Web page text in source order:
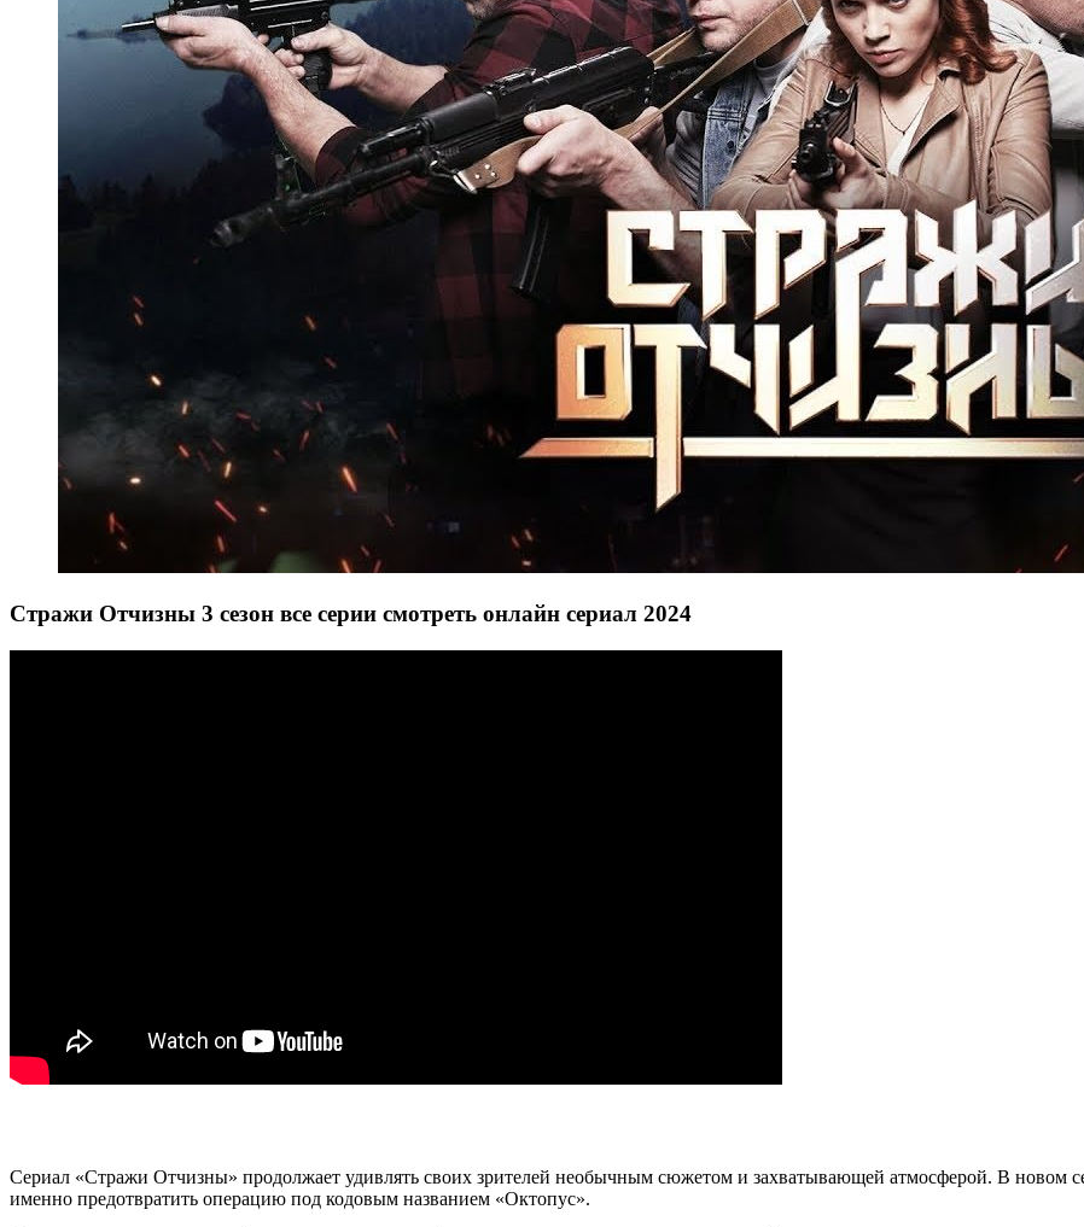
Стражи Отчизны 3 сезон все серии смотреть онлайн сериал 2024
Сериал «Стражи Отчизны» продолжает удивлять своих зрителей необычным сюжетом и захватывающей атмосферой. В новом
именно предотвратить операцию под кодовым названием «Октопус».